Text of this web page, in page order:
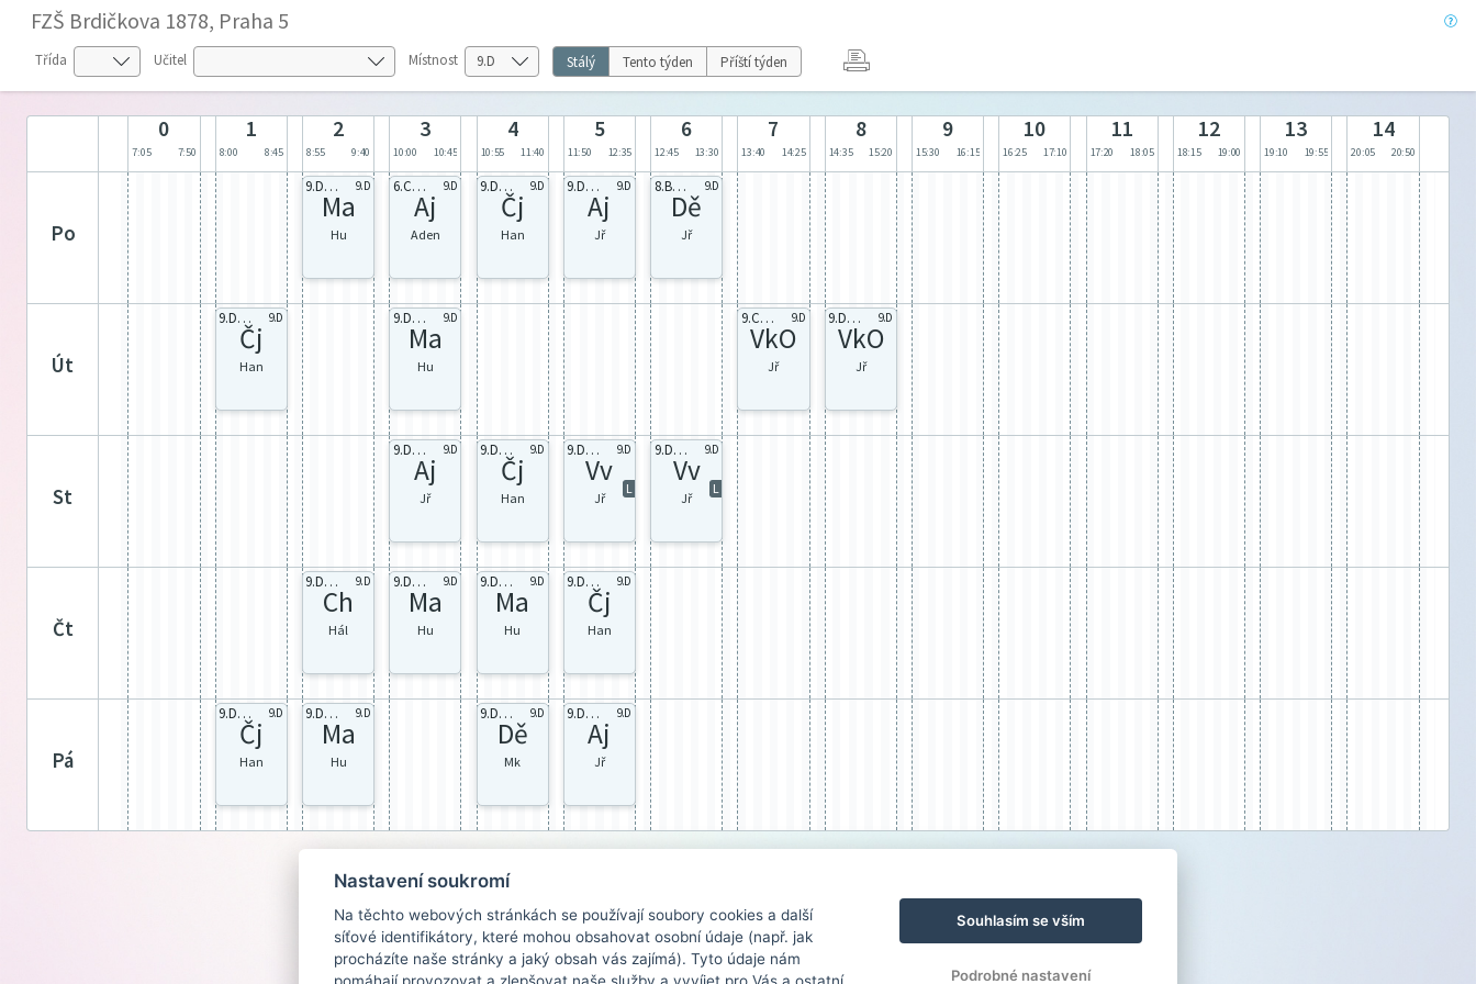
FZŠ Brdičkova 1878, Praha 5
Třída Učitel Místnost Stálý Tento týden Příští týden
0
7:05 7:50
1
8:00 8:45
2
8:55 9:40
3
10:00 10:45
4
10:55 11:40
5
11:50 12:35
6
12:45 13:30
7
13:40 14:25
8
14:35 15:20
9
15:30 16:15
10
16:25 17:10
11
17:20 18:05
12
18:15 19:00
13
19:10 19:55
14
20:05 20:50
po
9.D celá 9.D
Ma
Hu
6.C Aj2 9.D
Aj
Aden
9.D celá 9.D
Čj
Han
9.D Aj2 9.D
Aj
Jř
8.B celá 9.D
Dě
Jř
út
9.D celá 9.D
Čj
Han
9.D celá 9.D
Ma
Hu
9.C celá 9.D
VkO
Jř
9.D celá 9.D
VkO
Jř
st
9.D Aj2 9.D
Aj
Jř
9.D celá 9.D
Čj
Han
9.D celá 9.D
Vv
L
Jř
9.D celá 9.D
Vv
L
Jř
čt
9.D celá 9.D
Ch
Hál
9.D celá 9.D
Ma
Hu
9.D celá 9.D
Ma
Hu
9.D celá 9.D
Čj
Han
pá
9.D celá 9.D
Čj
Han
9.D celá 9.D
Ma
Hu
9.D celá 9.D
Dě
Mk
9.D Aj2 9.D
Aj
Jř
Nastavení soukromí
Na těchto webových stránkách se používají soubory cookies a další
síťové identifikátory, které mohou obsahovat osobní údaje (např. jak
procházíte naše stránky a jaký obsah vás zajímá). Tyto údaje nám
Souhlasím se vším
Podrobné nastavení